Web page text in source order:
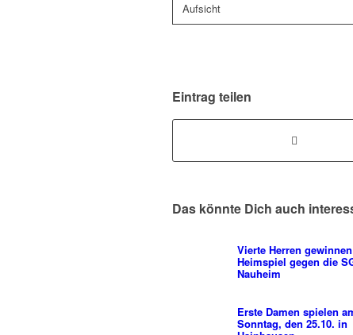
Aufsicht
Eintrag teilen
Das könnte Dich auch
Vierte Herren gewinnen
Heimspiel gegen die
Nauheim
Erste Damen spielen
Sonntag, den 25.10. in